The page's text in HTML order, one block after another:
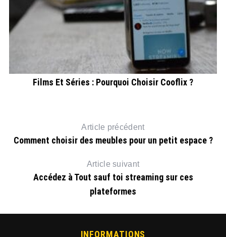
Films Et Séries : Pourquoi Choisir Cooflix ?
Article précédent
Comment choisir des meubles pour un petit espace ?
Article suivant
Accédez à Tout sauf toi streaming sur ces
plateformes
INFORMATIONS